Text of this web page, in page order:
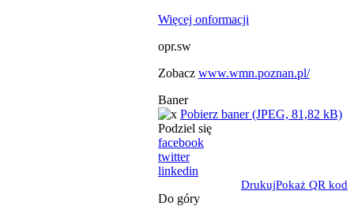
Więcej onformacji
opr.sw
Zobacz www.wmn.poznan.pl/
Baner
Pobierz baner (JPEG, 81,82 kB)
Podziel się
facebook
twitter
linkedin
DrukujPokaż QR kod
Do góry